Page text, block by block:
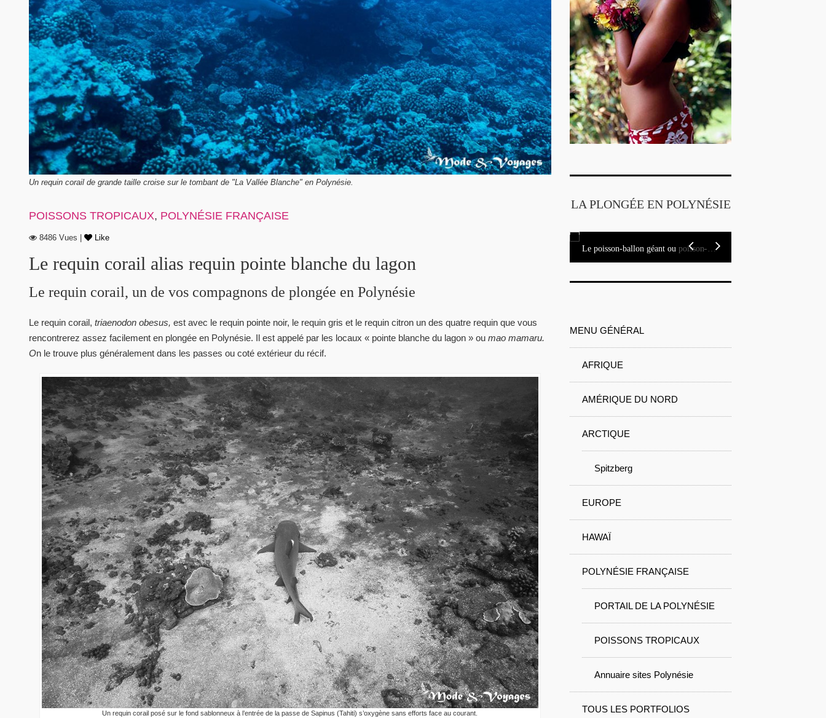
Un requin corail de grande taille croise sur le tombant de "La Vallée Blanche" en Polynésie.
POISSONS TROPICAUX, POLYNÉSIE FRANÇAISE
8486 Vues | Like
Le requin corail alias requin pointe blanche du lagon
Le requin corail, un de vos compagnons de plongée en Polynésie
Le requin corail, triaenodon obesus, est avec le requin pointe noir, le requin gris et le requin citron un des quatre requin que vous
rencontrerez assez facilement en plongée en Polynésie. Il est appelé par les locaux « pointe blanche du lagon » ou mao mamaru.
On le trouve plus généralement dans les passes ou coté extérieur du récif.
Un requin corail posé sur le fond sablonneux à l’entrée de la passe de Sapinus (Tahiti) s’oxygène sans efforts face au courant.
LA PLONGÉE EN POLYNÉSIE
Le poisson-ballon géant ou poisson-ballon étoilé
MENU GÉNÉRAL
AFRIQUE
AMÉRIQUE DU NORD
ARCTIQUE
Spitzberg
EUROPE
HAWAÏ
POLYNÉSIE FRANÇAISE
PORTAIL DE LA POLYNÉSIE
POISSONS TROPICAUX
Annuaire sites Polynésie
TOUS LES PORTFOLIOS